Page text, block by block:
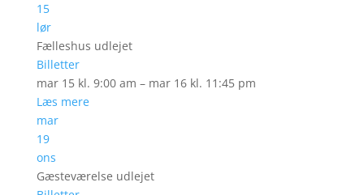
15
lør
Fælleshus udlejet
Billetter
mar 15 kl. 9:00 am – mar 16 kl. 11:45 pm
Læs mere
mar
19
ons
Gæsteværelse udlejet